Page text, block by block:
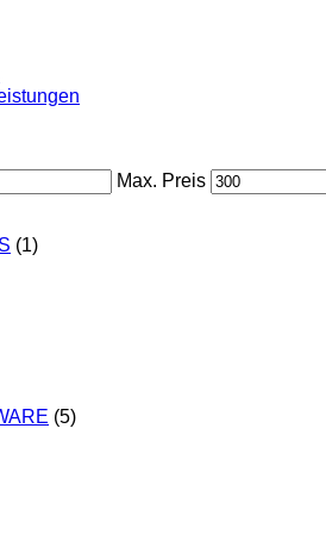
Max. Preis
(1)
(5)